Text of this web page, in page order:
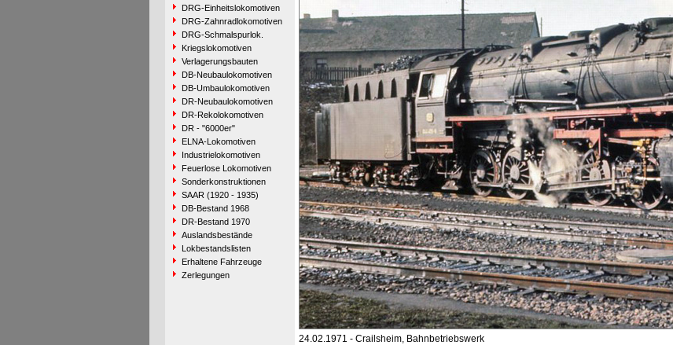
DRG-Einheitslokomotiven
DRG-Zahnradlokomotiven
DRG-Schmalspurlok.
Kriegslokomotiven
Verlagerungsbauten
DB-Neubaulokomotiven
DB-Umbaulokomotiven
DR-Neubaulokomotiven
DR-Rekolokomotiven
DR - "6000er"
ELNA-Lokomotiven
Industrielokomotiven
Feuerlose Lokomotiven
Sonderkonstruktionen
SAAR (1920 - 1935)
DB-Bestand 1968
DR-Bestand 1970
Auslandsbestände
Lokbestandslisten
Erhaltene Fahrzeuge
Zerlegungen
24.02.1971 - Crailsheim, Bahnbetriebswerk